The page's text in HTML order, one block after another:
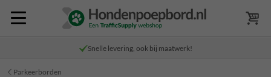
Snelle levering, ook bij maatwerk!
Parkeerborden